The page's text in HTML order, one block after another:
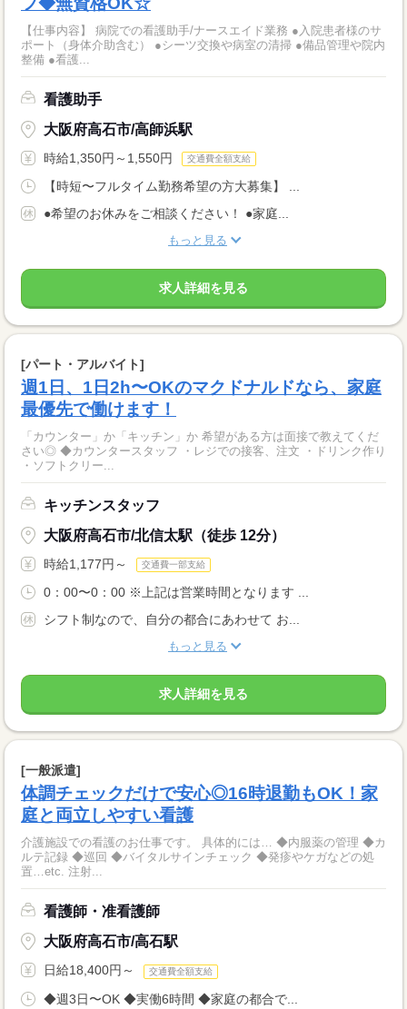
【仕事内容】 病院での看護助手/ナースエイド業務 ●入院患者様のサ
ポート（身体介助含む） ●シーツ交換や病室の清掃 ●備品管理や院内
整備 ●看護...
看護助手
大阪府高石市/高師浜駅
時給1,350円～1,550円 交通費全額支給
【時短〜フルタイム勤務希望の方大募集】 ...
●希望のお休みをご相談ください！ ●家庭...
もっと見る
求人詳細を見る
[パート・アルバイト]
週1日、1日2h〜OKのマクドナルドなら、家庭
最優先で働けます！
「カウンター」か「キッチン」か 希望がある方は面接で教えてくだ
さい◎ ◆カウンタースタッフ ・レジでの接客、注文 ・ドリンク作り
・ソフトクリー...
キッチンスタッフ
大阪府高石市/北信太駅（徒歩 12分）
時給1,177円～ 交通費一部支給
0：00〜0：00 ※上記は営業時間となります ...
シフト制なので、自分の都合にあわせて お...
もっと見る
求人詳細を見る
[一般派遣]
体調チェックだけで安心◎16時退勤もOK！家
庭と両立しやすい看護
介護施設での看護のお仕事です。 具体的には… ◆内服薬の管理 ◆カ
ルテ記録 ◆巡回 ◆バイタルサインチェック ◆発疹やケガなどの処
置…etc. 注射...
看護師・准看護師
大阪府高石市/高石駅
日給18,400円～ 交通費全額支給
◆週3日〜OK ◆実働6時間 ◆家庭の都合で...